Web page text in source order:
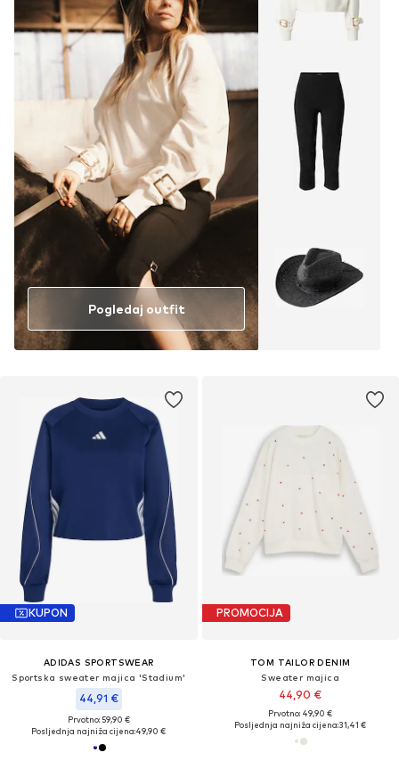
KUPON
ADIDAS SPORTSWEAR
Sportska sweater majica 'Stadium'
44,91 €
Prvotno: 59,90 €
Posljednja najniža cijena:49,90 €
PROMOCIJA
TOM TAILOR DENIM
Sweater majica
44,90 €
Prvotno: 49,90 €
Posljednja najniža cijena:31,41 €
Pogledaj outfit